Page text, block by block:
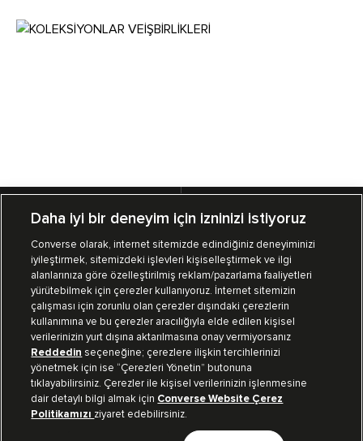
Mağazalarımız Sipariş Takibi
Müşteri İlişkileri
Koleksiyon
Kurumsal
Bizi Takip Et
Daha iyi bir deneyim için izninizi istiyoruz
Converse olarak, internet sitemizde edindiğiniz deneyiminizi
iyileştirmek, sitemizdeki işlevleri kişiselleştirmek ve ilgi
alanlarınıza göre özelleştirilmiş reklam/pazarlama faaliyetleri
yürütebilmek için çerezler kullanıyoruz. İnternet sitemizin
çalışması için zorunlu olan çerezler dışındaki çerezlerin
kullanımına ve bu çerezler aracılığıyla elde edilen kişisel
verilerinizin yurt dışına aktarılmasına onay vermiyorsanız
Reddedin seçeneğine; çerezlere ilişkin tercihlerinizi
yönetmek için ise “Çerezleri Yönetin” butonuna
tıklayabilirsiniz. Çerezler ile kişisel verilerinizin işlenmesine
dair detaylı bilgi almak için Converse Website Çerez
Politikamızı ziyaret edebilirsiniz.